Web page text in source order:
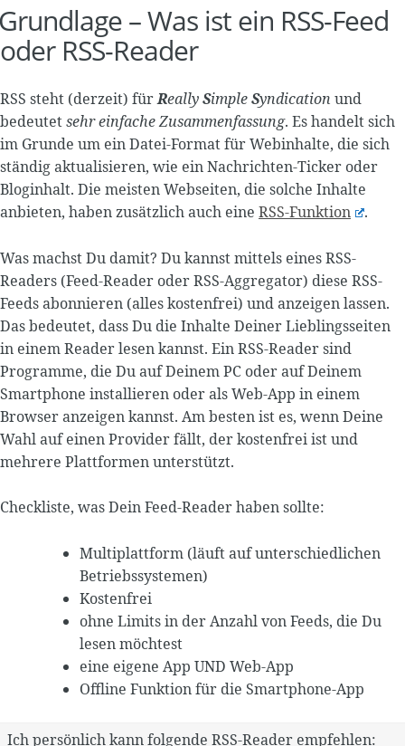
– Was ist ein RSS-Feed
oder RSS-Reader
RSS steht (derzeit) fürReallySimpleSyndication und
bedeutetsehr einfache Zusammenfassung. Es handelt sich
im Grunde um ein Datei-Format für Webinhalte, die sich
ständig aktualisieren, wie ein Nachrichten-Ticker oder
Bloginhalt. Die meisten Webseiten, die solche Inhalte
anbieten, haben zusätzlich auch eine RSS-Funktion .
Was machst Du damit? Du kannst mittels eines RSS-
Readers (Feed-Reader oder RSS-Aggregator) diese RSS-
Feeds abonnieren (alles kostenfrei) und anzeigen lassen.
Das bedeutet, dass Du die Inhalte Deiner Lieblingsseiten
in einem Reader lesen kannst. Ein RSS-Reader sind
Programme, die Du auf Deinem PC oder auf Deinem
Smartphone installieren oder als Web-App in einem
Browser anzeigen kannst. Am besten ist es, wenn Deine
Wahl auf einen Provider fällt, der kostenfrei ist und
mehrere Plattformen unterstützt.
Checkliste, was Dein Feed-Reader haben sollte:
Multiplattform (läuft auf unterschiedlichen
Betriebssystemen)
Kostenfrei
ohne Limits in der Anzahl von Feeds, die Du
lesen möchtest
eine eigene App UND Web-App
Offline Funktion für die Smartphone-App
Ich persönlich kann folgende RSS-Reader empfehlen: